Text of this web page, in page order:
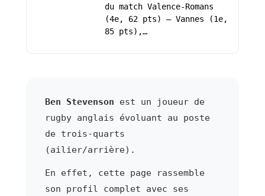
du match Valence-Romans
(4e, 62 pts) – Vannes (1e,
85 pts),…
Ben Stevenson est un joueur de
rugby anglais évoluant au poste
de trois-quarts
(ailier/arrière).
En effet, cette page rassemble
son profil complet avec ses